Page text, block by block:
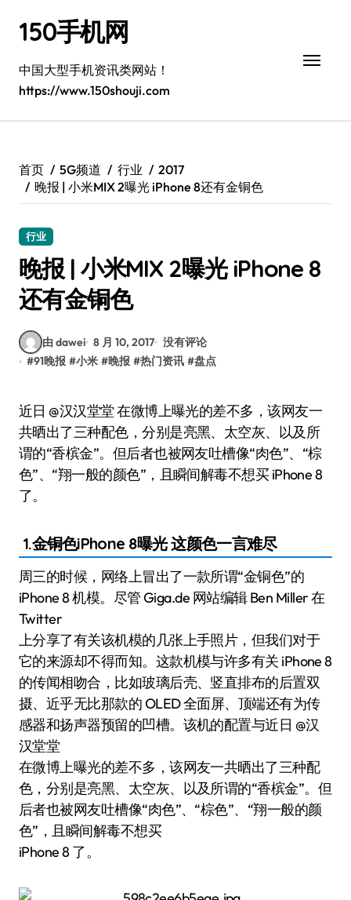
150手机网
中国大型手机资讯类网站！
https://www.150shouji.com
首页 5G频道 行业
2017
晚报 | 小米MIX 2曝光 iPhone 8还有金铜色
行业
晚报 | 小米MIX 2曝光 iPhone 8
还有金铜色
由 dawei 8 月 10, 2017 没有评论
#91晚报 #小米 #晚报 #热门资讯 #盘点
近日 @汉汉堂堂 在微博上曝光的差不多，该网友一
共晒出了三种配色，分别是亮黑、太空灰、以及所
谓的“香槟金”。但后者也被网友吐槽像“肉色”、“棕
色”、“翔一般的颜色”，且瞬间解毒不想买 iPhone 8
了。
1.金铜色iPhone 8曝光 这颜色一言难尽
周三的时候，网络上冒出了一款所谓“金铜色”的
iPhone 8 机模。尽管 Giga.de 网站编辑 Ben Miller 在
Twitter
上分享了有关该机模的几张上手照片，但我们对于
它的来源却不得而知。这款机模与许多有关 iPhone 8
的传闻相吻合，比如玻璃后壳、竖直排布的后置双
摄、近乎无比那款的 OLED 全面屏、顶端还有为传
感器和扬声器预留的凹槽。该机的配置与近日 @汉
汉堂堂
在微博上曝光的差不多，该网友一共晒出了三种配
色，分别是亮黑、太空灰、以及所谓的“香槟金”。但
后者也被网友吐槽像“肉色”、“棕色”、“翔一般的颜
色”，且瞬间解毒不想买
iPhone 8 了。